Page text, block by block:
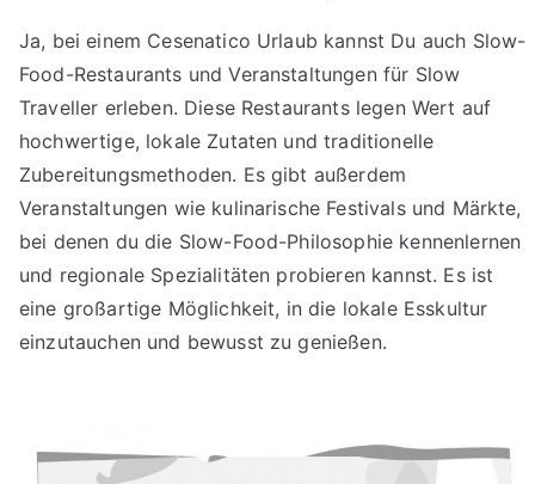
Ja, bei einem Cesenatico Urlaub kannst Du auch Slow-
Food-Restaurants und Veranstaltungen für Slow
Traveller erleben. Diese Restaurants legen Wert auf
hochwertige, lokale Zutaten und traditionelle
Zubereitungsmethoden. Es gibt außerdem
Veranstaltungen wie kulinarische Festivals und Märkte,
bei denen du die Slow-Food-Philosophie kennenlernen
und regionale Spezialitäten probieren kannst. Es ist
eine großartige Möglichkeit, in die lokale Esskultur
einzutauchen und bewusst zu genießen.